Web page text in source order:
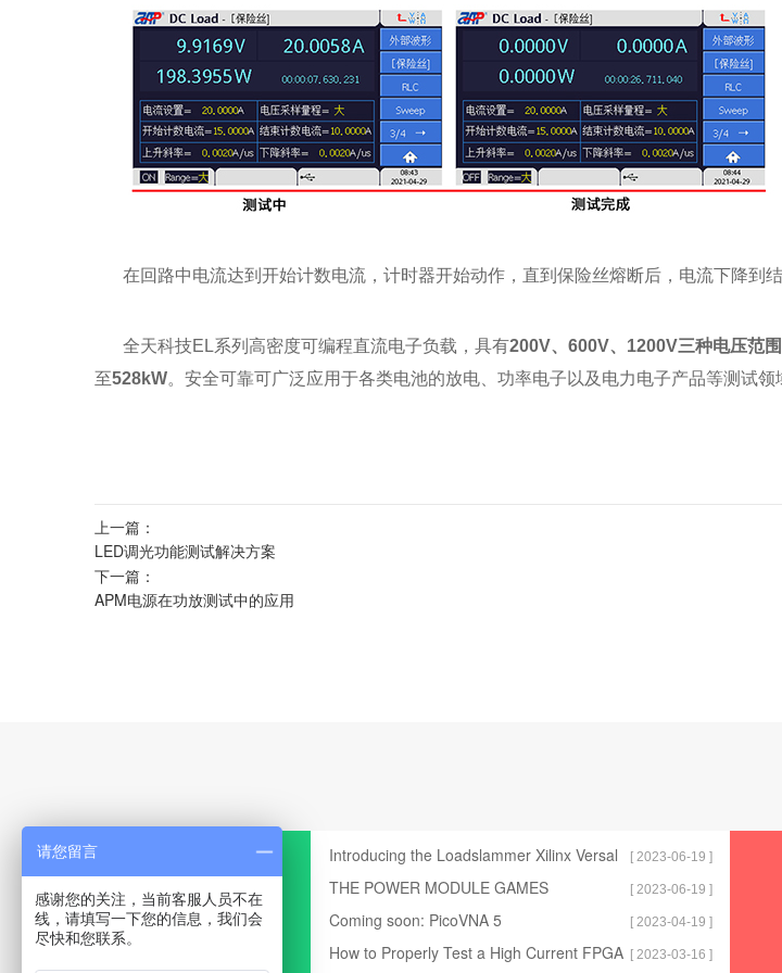
在回路中电流达到开始计数电流，计时器开始动作，直到保险丝熔断后，电流下降到
全天科技EL系列高密度可编程直流电子负载，具有200V、600V、1200V三种电压范围
至528kW。安全可靠可广泛应用于各类电池的放电、功率电子以及电力电子产品等测试领
上一篇：
LED调光功能测试解决方案
下一篇：
APM电源在功放测试中的应用
Introducing the Loadslammer Xilinx Versal
PDN Test Tools
[ 2023-06-19 ]
THE POWER MODULE GAMES [ 2023-06-19 ]
Coming soon: PicoVNA 5 [ 2023-04-19 ]
How to Properly Test a High Current FPGA [ 2023-03-16 ]
请您留言
感谢您的关注，当前客服人员不在
线，请填写一下您的信息，我们会
尽快和您联系。